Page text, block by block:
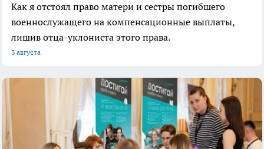
Как я отстоял право матери и сестры погибшего
военнослужащего на компенсационные выплаты,
лишив отца-уклониста этого права.
3 августа